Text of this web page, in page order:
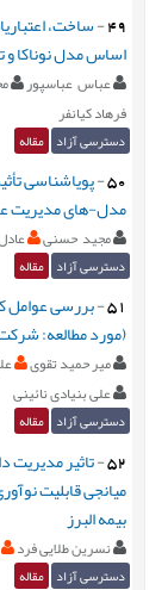
49
-ساخت،
اساس مدل نوناکا و
عباس عباسپور
فرهاد کیانفر
دسترسی آزاد مقاله
50
-پویاشناسی
مدل-های مدیریت
مجید حسنی عادل
دسترسی آزاد مقاله
51
-بررسی عوامل
(مورد مطالعه:
میر حمید تقوی
علی بنیادی نائینی
دسترسی آزاد مقاله
52
-تاثیر مدیریت
میانجی قابلیت
بیمه البرز
نسرین طلایی فرد
دسترسی آزاد مقاله